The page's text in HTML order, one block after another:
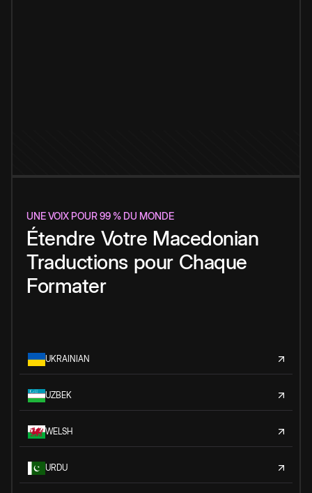
UNE VOIX POUR 99 % DU MONDE
Étendre Votre Macedonian
Traductions pour Chaque
Formater
UKRAINIAN
UZBEK
WELSH
URDU